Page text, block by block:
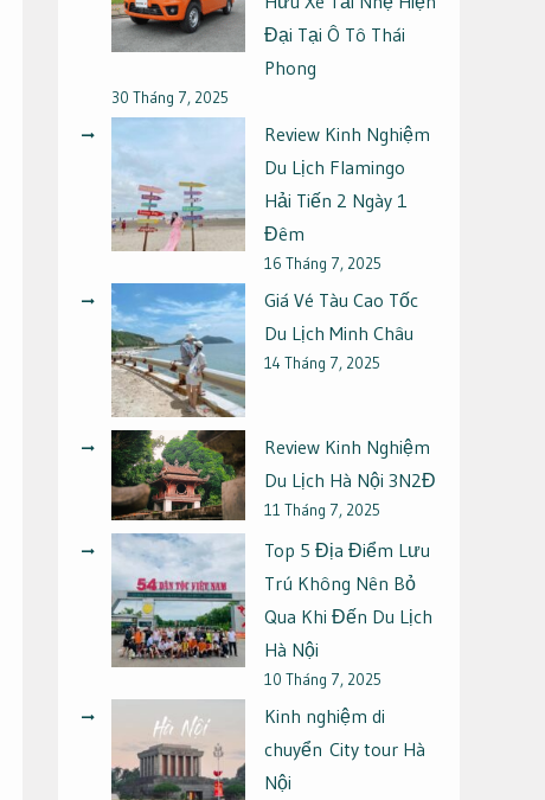
Đại Tại Ô Tô Thái
Phong
30 Tháng 7, 2025
Review Kinh Nghiệm
Du Lịch Flamingo
Hải Tiến 2 Ngày 1
Đêm
16 Tháng 7, 2025
Giá Vé Tàu Cao Tốc
Du Lịch Minh Châu
14 Tháng 7, 2025
Review Kinh Nghiệm
Du Lịch Hà Nội 3N2Đ
11 Tháng 7, 2025
Top 5 Địa Điểm Lưu
Trú Không Nên Bỏ
Qua Khi Đến Du Lịch
Hà Nội
10 Tháng 7, 2025
Kinh nghiệm di
chuyển City tour Hà
Nội